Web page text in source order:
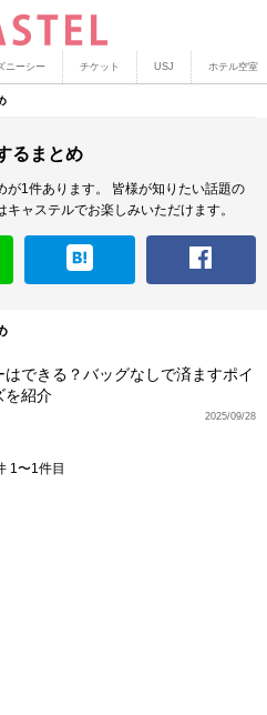
ニーシー チケット USJ ホテル空室
るまとめ
が1件あります。
皆様が知りたい話題の
キャステルでお楽しみいただけます。
できる？バッグなしで済ますポイ
を紹介
2025/09/28
1〜1件目